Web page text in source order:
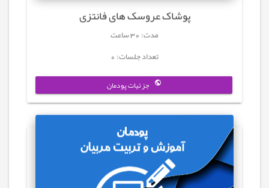
پوشاک عروسک های فانتزی
مدت: 30 ساعت
تعداد جلسات: 0
جزئیات پودمان